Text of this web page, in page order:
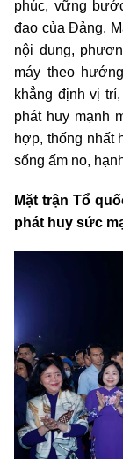
phúc, vững
đạo của Đảng,
nội dung,
máy theo
khẳng định vị
phát huy mạnh
hợp, thống nhất
sống ấm no,
Mặt trận Tổ
phát huy sức